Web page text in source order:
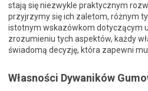
stają się niezwykle praktycznym
przyjrzymy się ich zaletom, różnym
istotnym wskazówkom dotyczącym
zrozumieniu tych aspektów, każdy
świadomą decyzję, która zapewni
Własności Dywaników